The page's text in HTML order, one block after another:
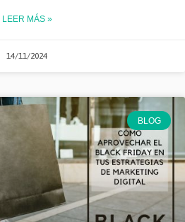
LEER MÁS »
14/11/2024
BLOG